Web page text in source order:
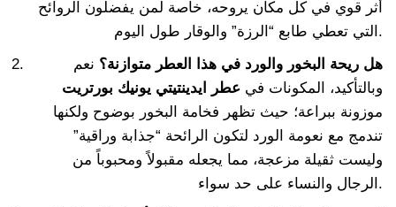
أثر قوي في كل مكان يروحه، خاصة لمن يفضلون الروائح
التي تعطي طابع “الرزة” والوقار طول اليوم.
هل ريحة البخور والورد في هذا العطر متوازنة؟ نعم
وبالتأكيد، المكونات في عطر ايدينتيتي يونيك بورتريت
موزونة ببراعة؛ حيث تظهر فخامة البخور بوضوح ولكنها
تندمج مع نعومة الورد لتكون الرائحة “جذابة وراقية”
وليست ثقيلة مزعجة، مما يجعله مقبولاً ومحبوباً من
الرجال والنساء على حد سواء.